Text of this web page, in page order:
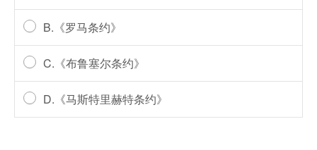
B.《罗马条约》
C.《布鲁塞尔条约》
D.《马斯特里赫特条约》